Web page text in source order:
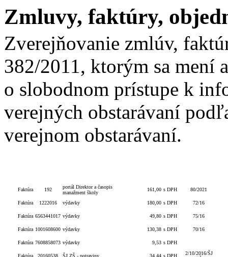
Zmluvy, faktúry,
Zverejňovanie zmlúv,
382/2011, ktorým sa mení
o slobodnom prístupe k
verejných obstarávaní
verejnom obstarávaní.
Faktúra
192
portál Direktor a časopis
manažment školy
161,00 s DPH 80/2021
Faktúra 1222016 výdavky 180,00 s DPH 72/16
Faktúra 6563441017 výdavky 49,80 s DPH 75/16
Faktúra 1001608600 výdavky 130,38 s DPH 70/16
Faktúra 7608858073 výdavky 9,53 s DPH
Faktúra 20160538 ŠJ ZŠ - potraviny 34,44 s DPH
2/10/2016/ŠJ